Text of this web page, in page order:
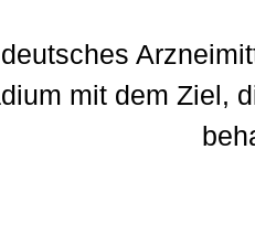
mit dem Ziel,